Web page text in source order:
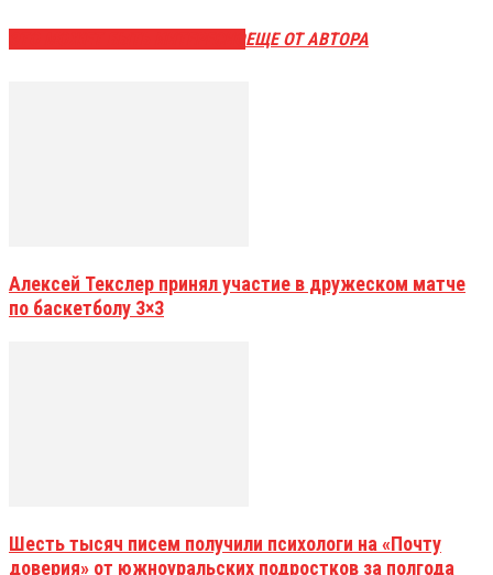
ЕЩЕ ОТ АВТОРА
Алексей Текслер принял участие в дружеском матче
по баскетболу 3×3
Шесть тысяч писем получили психологи на «Почту
доверия» от южноуральских подростков за полгода